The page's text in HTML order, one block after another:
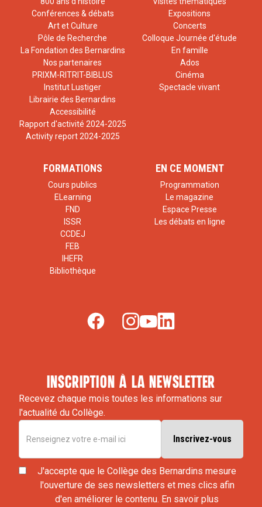
Conférences & débats
Art et Culture
Pôle de Recherche
La Fondation des Bernardins
Nos partenaires
PRIXM-RITRIT-BIBLUS
Institut Lustiger
Librairie des Bernardins
Accessibilité
Rapport d'activité 2024-2025
Activity report 2024-2025
Expositions
Concerts
Colloque Journée d'étude
En famille
Ados
Cinéma
Spectacle vivant
FORMATIONS
Cours publics
ELearning
FND
ISSR
CCDEJ
FEB
IHEFR
Bibliothèque
EN CE MOMENT
Programmation
Le magazine
Espace Presse
Les débats en ligne
inscription à la newsletter
Recevez chaque mois toutes les informations sur
l'actualité du Collège.
J'accepte que le Collège des Bernardins mesure
l'ouverture de ses newsletters et mes clics afin
d'en améliorer le contenu. En savoir plus